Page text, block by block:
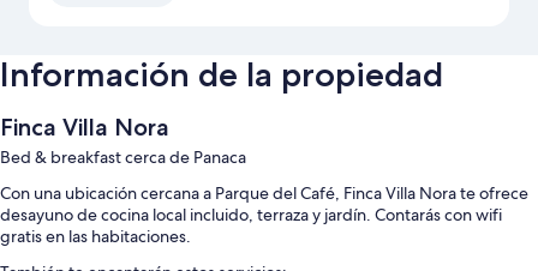
Información de la propiedad
Finca Villa Nora
Bed & breakfast cerca de Panaca
Con una ubicación cercana a Parque del Café, Finca Villa Nora te ofrece
desayuno de cocina local incluido, terraza y jardín. Contarás con wifi
gratis en las habitaciones.